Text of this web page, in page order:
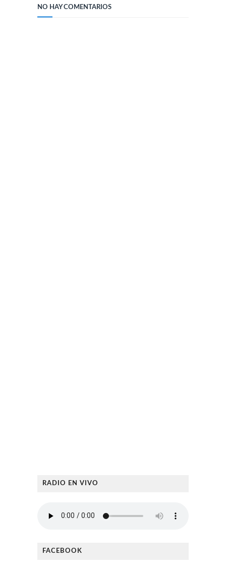
NO HAY COMENTARIOS
RADIO EN VIVO
FACEBOOK